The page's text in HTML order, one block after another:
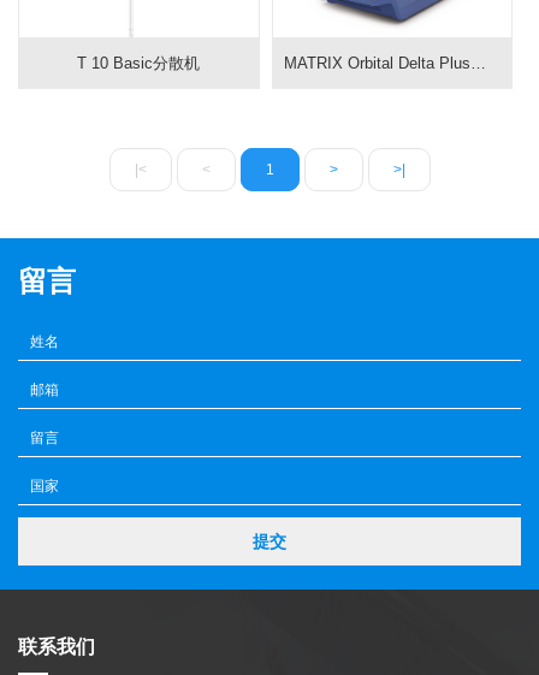
T 10 Basic分散机
|< < 1 > >|
留言
提交
联系我们